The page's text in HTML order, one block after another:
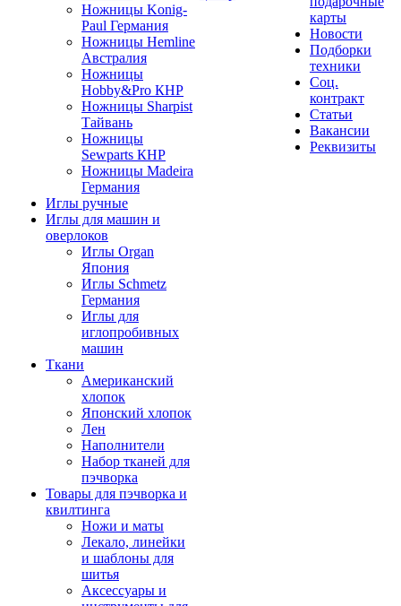
Ножницы Konig-
Paul Германия
Ножницы Hemline
Австралия
Ножницы
Hobby&Pro КНР
Ножницы Sharpist
Тайвань
Ножницы
Sewparts КНР
Ножницы Madeira
Германия
Иглы ручные
Иглы для машин и
оверлоков
Иглы Organ
Япония
Иглы Schmetz
Германия
Иглы для
иглопробивных
машин
Ткани
Американский
хлопок
Японский хлопок
Лен
Наполнители
Набор тканей для
пэчворка
Товары для пэчворка и
квилтинга
Ножи и маты
Лекало, линейки
и шаблоны для
шитья
Аксессуары и
карты
Новости
Подборки
техники
Соц.
контракт
Статьи
Вакансии
Реквизиты